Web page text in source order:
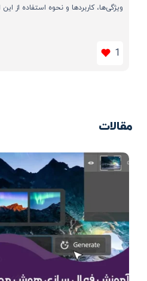
ویژگی‌ها، کاربردها و نحوه استفاده از
1
مقالات